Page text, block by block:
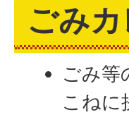
ごみ
ごみ等
こねに